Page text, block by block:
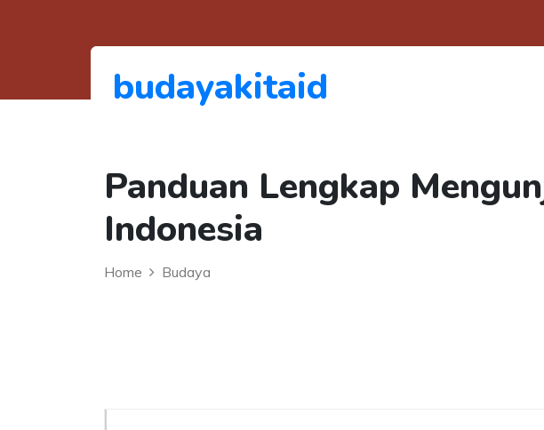
budayakitaid
Panduan Lengkap
Indonesia
Home Budaya